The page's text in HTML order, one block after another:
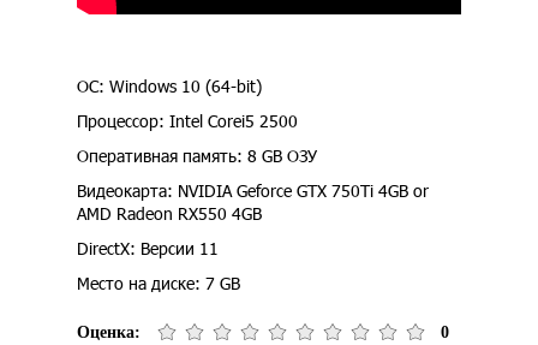
ОС: Windows 10 (64-bit)
Процессор: Intel Corei5 2500
Оперативная память: 8 GB ОЗУ
Видеокарта: NVIDIA Geforce GTX 750Ti 4GB or
AMD Radeon RX550 4GB
DirectX: Версии 11
Место на диске: 7 GB
Оценка: 0